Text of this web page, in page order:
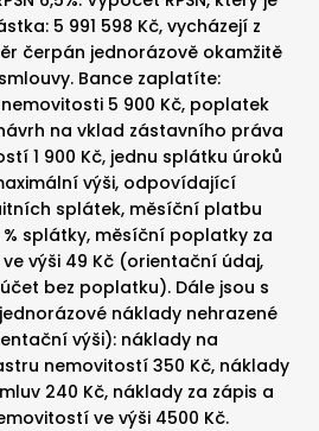
5 991 598 Kč, vycházejí z
čerpán jednorázově okamžitě
Bance zaplatíte:
5 900 Kč, poplatek
na vklad zástavního práva
1 900 Kč, jednu splátku úroků
výši, odpovídající
splátek, měsíční platbu
% splátky, měsíční poplatky za
výši 49 Kč (orientační údaj,
bez poplatku). Dále jsou s
náklady nehrazené
výši): náklady na
nemovitostí 350 Kč, náklady
240 Kč, náklady za zápis a
ve výši 4500 Kč.